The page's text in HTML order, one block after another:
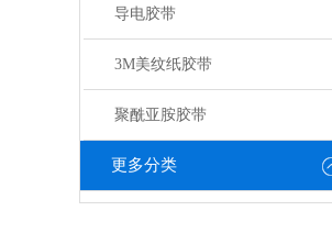
导电胶带
3M美纹纸胶带
聚酰亚胺胶带
更多分类